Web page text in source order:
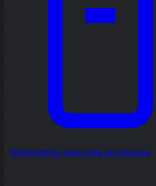
Wireframing i tworzenie prototypów